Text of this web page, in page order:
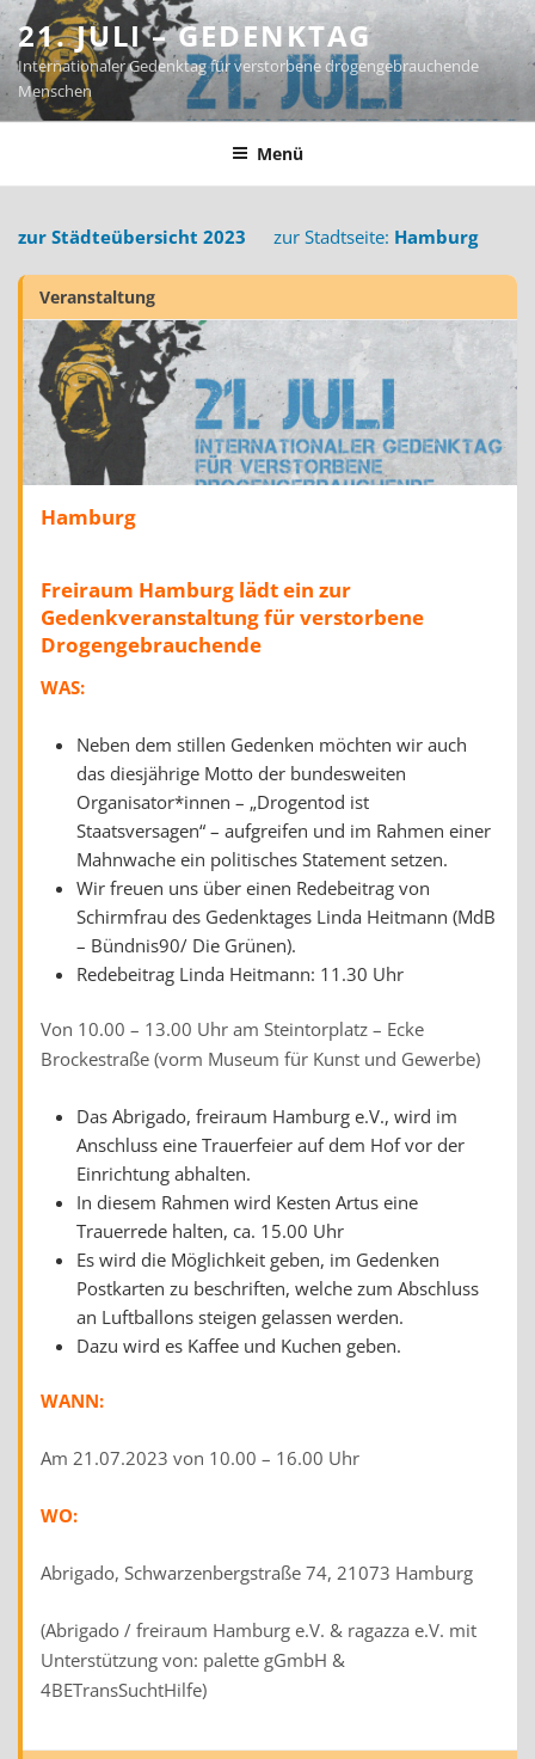
Zum
Inhalt
springen
21. JULI – GEDENKTAG
Internationaler Gedenktag für verstorbene drogengebrauchende
Menschen
Menü
zur Städteübersicht 2023 zur Stadtseite: Hamburg
Veranstaltung
Hamburg
Freiraum Hamburg lädt ein zur
Gedenkveranstaltung für verstorbene
Drogengebrauchende
WAS:
Neben dem stillen Gedenken möchten wir auch
das diesjährige Motto der bundesweiten
Organisator*innen – „Drogentod ist
Staatsversagen“ – aufgreifen und im Rahmen einer
Mahnwache ein politisches Statement setzen.
Wir freuen uns über einen Redebeitrag von
Schirmfrau des Gedenktages Linda Heitmann (MdB
– Bündnis90/ Die Grünen).
Redebeitrag Linda Heitmann: 11.30 Uhr
Von 10.00 – 13.00 Uhr am Steintorplatz – Ecke
Brockestraße (vorm Museum für Kunst und Gewerbe)
Das Abrigado, freiraum Hamburg e.V., wird im
Anschluss eine Trauerfeier auf dem Hof vor der
Einrichtung abhalten.
In diesem Rahmen wird Kesten Artus eine
Trauerrede halten, ca. 15.00 Uhr
Es wird die Möglichkeit geben, im Gedenken
Postkarten zu beschriften, welche zum Abschluss
an Luftballons steigen gelassen werden.
Dazu wird es Kaffee und Kuchen geben.
WANN:
Am 21.07.2023 von 10.00 – 16.00 Uhr
WO:
Abrigado, Schwarzenbergstraße 74, 21073 Hamburg
(Abrigado / freiraum Hamburg e.V. & ragazza e.V. mit
Unterstützung von: palette gGmbH &
4BETransSuchtHilfe)